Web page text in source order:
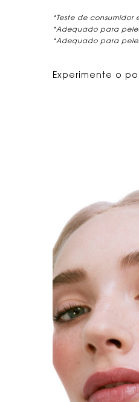
*Teste de consumidor
*Adequado para
*Adequado para
Experimente o